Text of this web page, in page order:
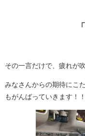
その一言だけで、疲れが
みなさんからの期待にこ
もがんばっていきます！！